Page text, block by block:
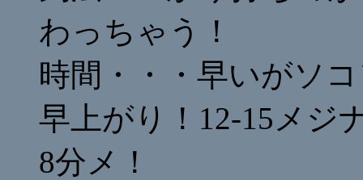
わっちゃう！
時間・・・早いがソ
早上がり！12-15メジ
8分メ！